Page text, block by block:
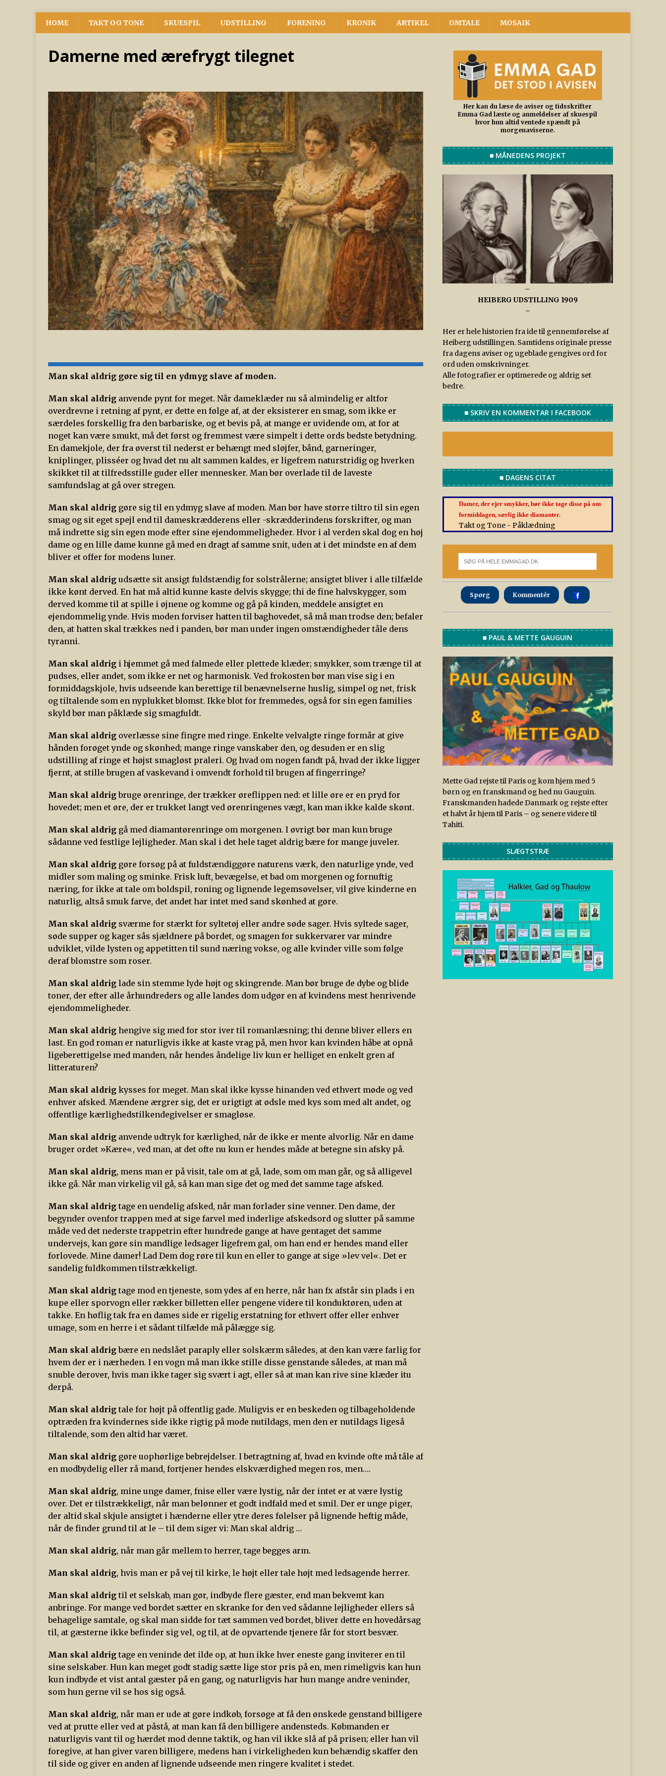
HOME TAKT OG TONE SKUESPIL UDSTILLING FORENING KRONIK ARTIKEL OMTALE MOSAIK
Damerne med ærefrygt tilegnet
Man skal aldrig gøre sig til en ydmyg slave af moden.
Man skal aldrig anvende pynt for meget. Når dameklæder nu så almindelig er altfor
overdrevne i retning af pynt, er dette en følge af, at der eksisterer en smag, som ikke er
særdeles forskellig fra den barbariske, og et bevis på, at mange er uvidende om, at for at
noget kan være smukt, må det først og fremmest være simpelt i dette ords bedste betydning.
En damekjole, der fra øverst til nederst er behængt med sløjfer, bånd, garneringer,
kniplinger, plisséer og hvad det nu alt sammen kaldes, er ligefrem naturstridig og hverken
skikket til at tilfredsstille guder eller mennesker. Man bør overlade til de laveste
samfundslag at gå over stregen.
Man skal aldrig gøre sig til en ydmyg slave af moden. Man bør have større tiltro til sin egen
smag og sit eget spejl end til dameskrædderens eller -skrædderindens forskrifter, og man
må indrette sig sin egen mode efter sine ejendommeligheder. Hvor i al verden skal dog en høj
dame og en lille dame kunne gå med en dragt af samme snit, uden at i det mindste en af dem
bliver et offer for modens luner.
Man skal aldrig udsætte sit ansigt fuldstændig for solstrålerne; ansigtet bliver i alle tilfælde
ikke kønt derved. En hat må altid kunne kaste delvis skygge; thi de fine halvskygger, som
derved komme til at spille i øjnene og komme og gå på kinden, meddele ansigtet en
ejendommelig ynde. Hvis moden forviser hatten til baghovedet, så må man trodse den; befaler
den, at hatten skal trækkes ned i panden, bør man under ingen omstændigheder tåle dens
tyranni.
Man skal aldrig i hjemmet gå med falmede eller plettede klæder; smykker, som trænge til at
pudses, eller andet, som ikke er net og harmonisk. Ved frokosten bør man vise sig i en
formiddagskjole, hvis udseende kan berettige til benævnelserne huslig, simpel og net, frisk
og tiltalende som en nyplukket blomst. Ikke blot for fremmedes, også for sin egen families
skyld bør man påklæde sig smagfuldt.
Man skal aldrig overlæsse sine fingre med ringe. Enkelte velvalgte ringe formår at give
hånden forøget ynde og skønhed; mange ringe vanskaber den, og desuden er en slig
udstilling af ringe et højst smagløst praleri. Og hvad om nogen fandt på, hvad der ikke ligger
fjernt, at stille brugen af vaskevand i omvendt forhold til brugen af fingerringe?
Man skal aldrigbruge ørenringe, der trækker øreflippen ned: et lille øre er en pryd for
hovedet; men et øre, der er trukket langt ved ørenringenes vægt, kan man ikke kalde skønt.
Man skal aldrig gå med diamantørenringe om morgenen. I øvrigt bør man kun bruge
sådanne ved festlige lejligheder. Man skal i det hele taget aldrig bære for mange juveler.
Man skal aldrig gøre forsøg på at fuldstændiggøre naturens værk, den naturlige ynde, ved
midler som maling og sminke. Frisk luft, bevægelse, et bad om morgenen og fornuftig
næring, for ikke at tale om boldspil, roning og lignende legemsøvelser, vil give kinderne en
naturlig, altså smuk farve, det andet har intet med sand skønhed at gøre.
Man skal aldrig sværme for stærkt for syltetøj eller andre søde sager. Hvis syltede sager,
søde supper og kager sås sjældnere på bordet, og smagen for sukkervarer var mindre
udviklet, vilde lysten og appetitten til sund næring vokse, og alle kvinder ville som følge
deraf blomstre som roser.
Man skal aldrig lade sin stemme lyde højt og skingrende. Man bør bruge de dybe og blide
toner, der efter alle århundreders og alle landes dom udgør en af kvindens mest henrivende
ejendommeligheder.
Man skal aldrig hengive sig med for stor iver til romanlæsning; thi denne bliver ellers en
last. En god roman er naturligvis ikke at kaste vrag på, men hvor kan kvinden håbe at opnå
ligeberettigelse med manden, når hendes åndelige liv kun er helliget en enkelt gren af
litteraturen?
Man skal aldrig kysses for meget. Man skal ikke kysse hinanden ved ethvert møde og ved
enhver afsked. Mændene ærgrer sig, det er urigtigt at ødsle med kys som med alt andet, og
offentlige kærlighedstilkendegivelser er smagløse.
Man skal aldrig anvende udtryk for kærlighed, når de ikke er mente alvorlig. Når en dame
bruger ordet »Kære«, ved man, at det ofte nu kun er hendes måde at betegne sin afsky på.
Man skal aldrig, mens man er på visit, tale om at gå, lade, som om man går, og så alligevel
ikke gå. Når man virkelig vil gå, så kan man sige det og med det samme tage afsked.
Man skal aldrig tage en uendelig afsked, når man forlader sine venner. Den dame, der
begynder ovenfor trappen med at sige farvel med inderlige afskedsord og slutter på samme
måde ved det nederste trappetrin efter hundrede gange at have gentaget det samme
undervejs, kan gøre sin mandlige ledsager ligefrem gal, om han end er hendes mand eller
forlovede. Mine damer! Lad Dem dog røre til kun en eller to gange at sige »lev vel«. Det er
sandelig fuldkommen tilstrækkeligt.
Man skal aldrig tage mod en tjeneste, som ydes af en herre, når han fx afstår sin plads i en
kupe eller sporvogn eller rækker billetten eller pengene videre til konduktøren, uden at
takke. En høflig tak fra en dames side er rigelig erstatning for ethvert offer eller enhver
umage, som en herre i et sådant tilfælde må pålægge sig.
Man skal aldrigbære en nedslået paraply eller solskærm således, at den kan være farlig for
hvem der er i nærheden. I en vogn må man ikke stille disse genstande således, at man må
snuble derover, hvis man ikke tager sig svært i agt, eller så at man kan rive sine klæder itu
derpå.
Man skal aldrig tale for højt på offentlig gade. Muligvis er en beskeden og tilbageholdende
optræden fra kvindernes side ikke rigtig på mode nutildags, men den er nutildags ligeså
tiltalende, som den altid har været.
Man skal aldrig gøre uophørlige bebrejdelser. I betragtning af, hvad en kvinde ofte må tåle af
en modbydelig eller rå mand, fortjener hendes elskværdighed megen ros, men….
Man skal aldrig, mine unge damer, fnise eller være lystig, når der intet er at være lystig
over. Det er tilstrækkeligt, når man belønner et godt indfald med et smil. Der er unge piger,
der altid skal skjule ansigtet i hænderne eller ytre deres følelser på lignende heftig måde,
når de finder grund til at le – til dem siger vi: Man skal aldrig …
Man skal aldrig, når man går mellem to herrer, tage begges arm.
Man skal aldrig, hvis man er på vej til kirke, le højt eller tale højt med ledsagende herrer.
Man skal aldrig til et selskab, man gør, indbyde flere gæster, end man bekvemt kan
anbringe. For mange ved bordet sætter en skranke for den ved sådanne lejligheder ellers så
behagelige samtale, og skal man sidde for tæt sammen ved bordet, bliver dette en hovedårsag
til, at gæsterne ikke befinder sig vel, og til, at de opvartende tjenere får for stort besvær.
Man skal aldrig tage en veninde det ilde op, at hun ikke hver eneste gang inviterer en til
sine selskaber. Hun kan meget godt stadig sætte lige stor pris på en, men rimeligvis kan hun
kun indbyde et vist antal gæster på en gang, og naturligvis har hun mange andre veninder,
som hun gerne vil se hos sig også.
Man skal aldrig, når man er ude at gøre indkøb, forsøge at få den ønskede genstand billigere
ved at prutte eller ved at påstå, at man kan få den billigere andensteds. Købmanden er
naturligvis vant til og hærdet mod denne taktik, og han vil ikke slå af på prisen; eller han vil
foregive, at han giver varen billigere, medens han i virkeligheden kun behændig skaffer den
til side og giver en anden af lignende udseende men ringere kvalitet i stedet.
Her kan du læse de aviser og tidsskrifter
Emma Gad læste og anmeldelser af skuespil
hvor hun altid ventede spændt på
morgenaviserne.
■ MÅNEDENS PROJEKT
–
HEIBERG UDSTILLING 1909
–
Her er hele historien fra ide til gennemførelse af
Heiberg udstillingen. Samtidens originale presse
fra dagens aviser og ugeblade gengives ord for
ord uden omskrivninger.
Alle fotografier er optimerede og aldrig set
bedre.
■ SKRIV EN KOMMENTAR I FACEBOOK
■ DAGENS CITAT
Damer, der ejer smykker, bør ikke tage disse på om
formiddagen, særlig ikke diamanter.
Takt og Tone - Påklædning
Spørg Kommentér
■ PAUL & METTE GAUGUIN
Mette Gad rejste til Paris og kom hjem med 5
børn og en franskmand og hed nu Gauguin.
Franskmanden hadede Danmark og rejste efter
et halvt år hjem til Paris – og senere videre til
Tahiti.
SLÆGTSTRÆ